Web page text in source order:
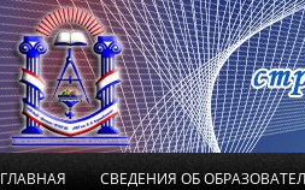
ГЛАВНАЯ СВЕДЕНИЯ ОБ